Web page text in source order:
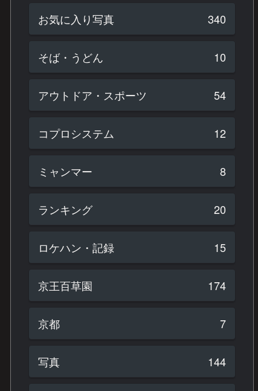
お気に入り写真 340
そば・うどん 10
アウトドア・スポーツ 54
コプロシステム 12
ミャンマー 8
ランキング 20
ロケハン・記録 15
京王百草園 174
京都 7
写真 144